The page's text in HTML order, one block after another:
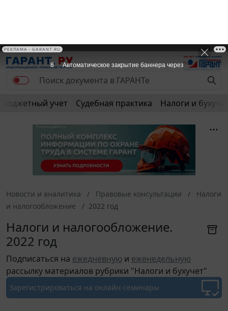
и налогообложение
2022 год
2022 год
Подписаться на
рассылку материалов рубрики "Налоги и бухучет"
Зарегистрироватьсяна онлайн-семинары